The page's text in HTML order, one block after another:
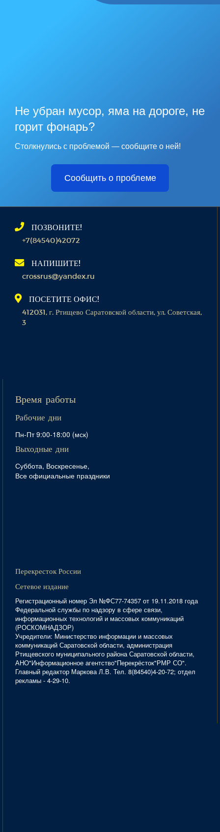
Не убран мусор, яма на дороге, не
горит фонарь?
Столкнулись с проблемой — сообщите о ней!
Сообщить о проблеме
ПОЗВОНИТЕ!
+7(84540)42072
НАПИШИТЕ!
crossrus@yandex.ru
ПОСЕТИТЕ ОФИС!
412031, г. Ртищево Саратовской области, ул. Советская,
3
Время работы
Рабочие дни
Пн-Пт 9:00-18:00 (мск)
Выходные дни
Суббота, Воскресенье,
Все официальные праздники
Перекресток России
Сетевое издание
Регистрационный номер Эл №ФС77-74357 от 19.11.2018 года
Федеральной службы по надзору в сфере связи,
информационных технологий и массовых коммуникаций
(РОСКОМНАДЗОР)
Учредители: Министерство информации и массовых
коммуникаций Саратовской области, администрация
Ртищевского муниципального района Саратовской области,
АНО"Информационное агентство"Перекрёсток"РМР СО".
Главный редактор Маркова Л.В. Тел. 8(84540)4-20-72; отдел
рекламы - 4-29-10.